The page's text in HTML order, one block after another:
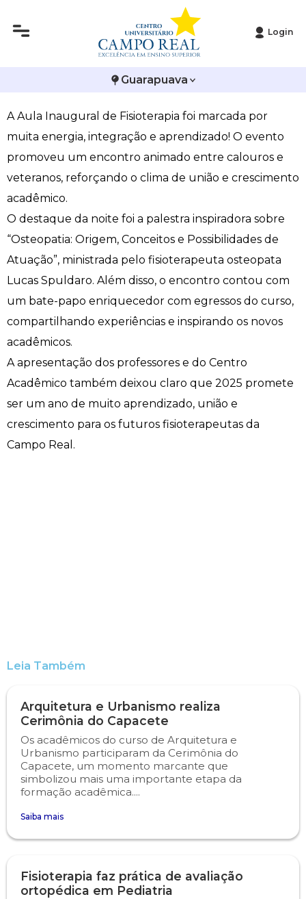
Login
Guarapuava
Fisioterapia promove integração e palestra de
A Aula Inaugural de Fisioterapia foi marcada por
muita energia, integração e aprendizado! O evento
promoveu um encontro animado entre calouros e
veteranos, reforçando o clima de união e crescimento
acadêmico.
O destaque da noite foi a palestra inspiradora sobre
“Osteopatia: Origem, Conceitos e Possibilidades de
Atuação”, ministrada pelo fisioterapeuta osteopata
Lucas Spuldaro. Além disso, o encontro contou com
um bate-papo enriquecedor com egressos do curso,
compartilhando experiências e inspirando os novos
acadêmicos.
A apresentação dos professores e do Centro
Acadêmico também deixou claro que 2025 promete
ser um ano de muito aprendizado, união e
crescimento para os futuros fisioterapeutas da
Campo Real.
Leia Também
Arquitetura e Urbanismo realiza
Cerimônia do Capacete
Os acadêmicos do curso de Arquitetura e
Urbanismo participaram da Cerimônia do
Capacete, um momento marcante que
simbolizou mais uma importante etapa da
formação acadêmica....
Saiba mais
Fisioterapia faz prática de avaliação
ortopédica em Pediatria
Infraestrutura
Editais
Publicações Institucionais
Arquitetura e Urbanismo
Biomedicina
Ciências Contábeis
Direito
Enfermagem
Engenharia Agronômica
Engenharia Civil
Engenharia de Software
Engenharia Elétrica
Engenharia Mecânica
Vestibular de Inverno
Vestibular de Medicina
2ª Via de Boleto
Atestado de Matrícula
Atividades Complementares e Sociais
Biblioteca
Calendário Acadêmico
Calendário de Provas
Carteirinha de Estudante
Central de Estágios - TCC
Ensalamento
Horário de Aulas
Manual do Acadêmico
Sapien
Simulado Preparatório
Avalie a Campo Real
Bolsas e Incentivos
CPA
COLAP
Comissão de Ética no Uso de Animais
Comitê de Ética em Pesquisa
Diploma Digital
Educação em Direitos Humanos
Editais
Extensão
Infocampo
WhatsApp Campo Real